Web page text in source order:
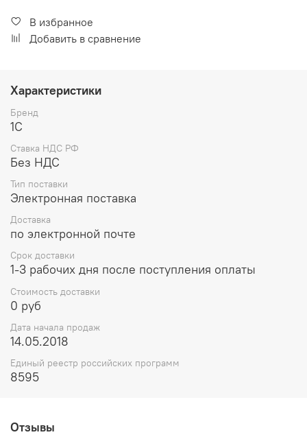
В избранное
Добавить в сравнение
Характеристики
Бренд
1С
Ставка НДС РФ
Без НДС
Тип поставки
Электронная поставка
Доставка
по электронной почте
Срок доставки
1-3 рабочих дня после поступления оплаты
Стоимость доставки
0 руб
Дата начала продаж
14.05.2018
Единый реестр российских программ
8595
Отзывы